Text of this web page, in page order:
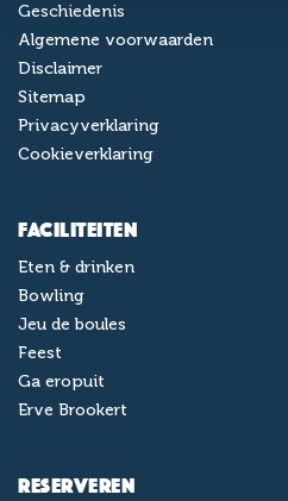
Geschiedenis
Algemene voorwaarden
Disclaimer
Sitemap
Privacyverklaring
Cookieverklaring
Faciliteiten
Eten & drinken
Bowling
Jeu de boules
Feest
Ga eropuit
Erve Brookert
Reserveren